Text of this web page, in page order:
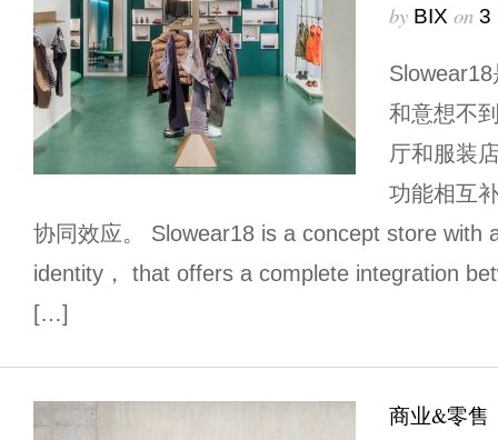
by BIX on 3
和意想不
厅和服装
功能相互
协同效应。 Slowear18 is a concept store with
identity， that offers a complete integration
[…]
商业&零售